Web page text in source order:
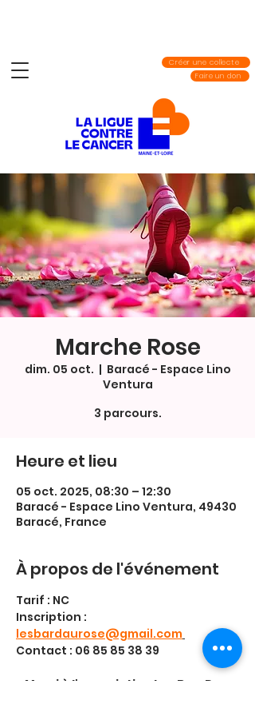
Créer une collecte
Faire un don
Marche Rose
dim. 05 oct.
  |
Baracé - Espace Lino
Ventura
3 parcours.
Heure et lieu
05 oct. 2025, 08:30 – 12:30
Baracé - Espace Lino Ventura, 49430
Baracé, France
À propos de l'événement
Tarif : NC
Inscription :
lesbardaurose@gmail.com
Contact : 06 85 85 38 39
♥️ Merci à l'association Les Bar-Dau